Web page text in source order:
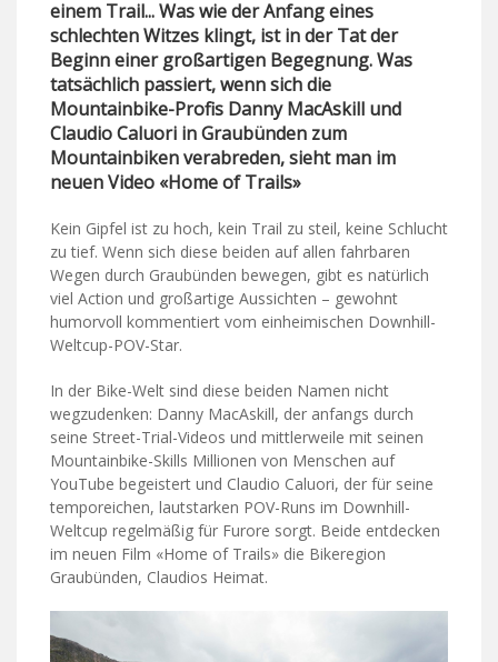
einem Trail... Was wie der Anfang eines
schlechten Witzes klingt, ist in der Tat der
Beginn einer großartigen Begegnung. Was
tatsächlich passiert, wenn sich die
Mountainbike-Profis Danny MacAskill und
Claudio Caluori in Graubünden zum
Mountainbiken verabreden, sieht man im
neuen Video «Home of Trails»
Kein Gipfel ist zu hoch, kein Trail zu steil, keine Schlucht
zu tief. Wenn sich diese beiden auf allen fahrbaren
Wegen durch Graubünden bewegen, gibt es natürlich
viel Action und großartige Aussichten – gewohnt
humorvoll kommentiert vom einheimischen Downhill-
Weltcup-POV-Star.
In der Bike-Welt sind diese beiden Namen nicht
wegzudenken: Danny MacAskill, der anfangs durch
seine Street-Trial-Videos und mittlerweile mit seinen
Mountainbike-Skills Millionen von Menschen auf
YouTube begeistert und Claudio Caluori, der für seine
temporeichen, lautstarken POV-Runs im Downhill-
Weltcup regelmäßig für Furore sorgt. Beide entdecken
im neuen Film «Home of Trails» die Bikeregion
Graubünden, Claudios Heimat.